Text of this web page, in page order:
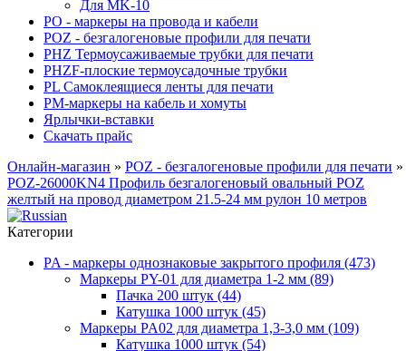
Для MK-10
PO - маркеры на провода и кабели
POZ - безгалогеновые профили для печати
PHZ Термоусаживаемые трубки для печати
PHZF-плоские термоусадочные трубки
PL Самоклеящиеся ленты для печати
PM-маркеры на кабель и хомуты
Ярлычки-вставки
Скачать прайс
Онлайн-магазин » POZ - безгалогеновые профили для печати »
POZ-26000KN4 Профиль безгалогеновый овальный POZ
желтый на провод диаметром 21.5-24 мм рулон 10 метров
Категории
PA - маркеры однознаковые закрытого профиля (473)
Маркеры PY-01 для диаметра 1-2 мм (89)
Пачка 200 штук (44)
Катушка 1000 штук (45)
Маркеры PA02 для диаметра 1,3-3,0 мм (109)
Катушка 1000 штук (54)